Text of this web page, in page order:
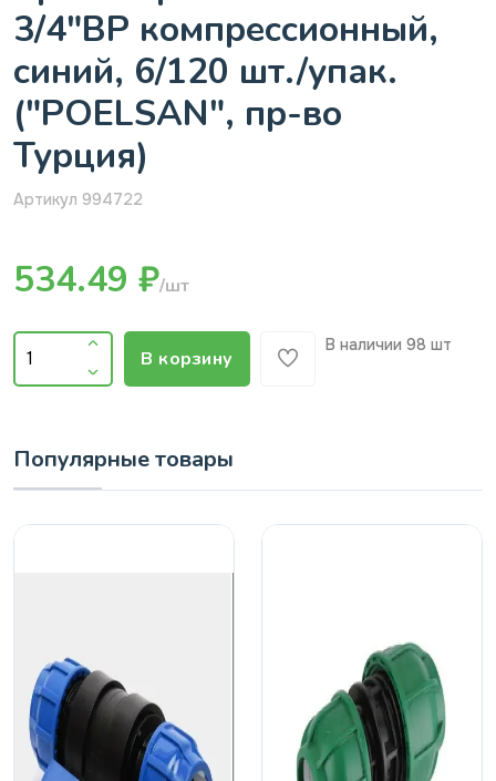
3/4"ВР компрессионный,
синий, 6/120 шт./упак.
("POELSAN", пр-во
Турция)
Артикул 994722
534.49 ₽/шт
В корзину
В наличии 98 шт
Популярные товары